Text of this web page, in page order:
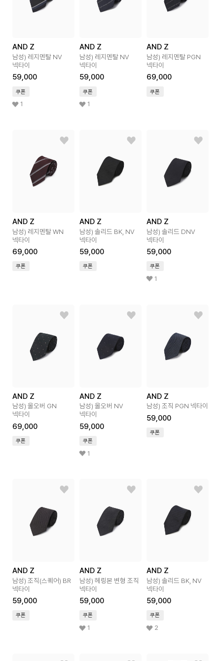
AND Z
남성) 레지멘탈 NV
넥타이
59,000
쿠폰
1
AND Z
남성) 레지멘탈 NV
넥타이
59,000
쿠폰
1
AND Z
남성) 레지멘탈 PGN
넥타이
69,000
쿠폰
AND Z
남성) 레지멘탈 WN
넥타이
69,000
쿠폰
AND Z
남성) 솔리드 BK, NV
넥타이
59,000
쿠폰
AND Z
남성) 솔리드 DNV
넥타이
59,000
쿠폰
1
AND Z
남성) 올오버 GN
넥타이
69,000
쿠폰
AND Z
남성) 올오버 NV
넥타이
59,000
쿠폰
1
AND Z
남성) 조직 PGN 넥타이
59,000
쿠폰
AND Z
남성) 조직(스퀘어) BR
넥타이
59,000
쿠폰
AND Z
남성) 헤링본 변형 조직
넥타이
59,000
쿠폰
1
AND Z
남성) 솔리드 BK, NV
넥타이
59,000
쿠폰
2